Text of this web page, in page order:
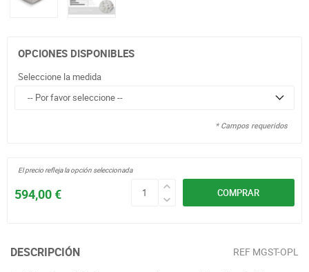
OPCIONES DISPONIBLES
Seleccione la medida
* Campos requeridos
COMPRAR
594,00 €
El precio refleja la opción seleccionada
DESCRIPCIÓN REF MGST-OPL